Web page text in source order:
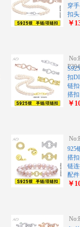
穿
扣头
￥
扣
链
搭扣
￥
925
搭
链
配件
￥